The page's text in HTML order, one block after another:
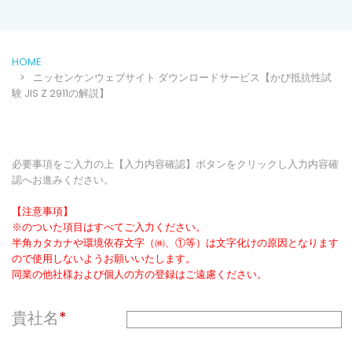
HOME
ニッセンケンウェブサイト ダウンロードサービス【かび抵抗性試
験 JIS Z 2911の解説】
必要事項をご入力の上【入力内容確認】ボタンをクリックし入力内容確
認へお進みください。
【注意事項】
※のついた項目はすべてご入力ください。
半角カタカナや環境依存文字（㈱、①等）は文字化けの原因となります
ので使用しないようお願いいたします。
同業の他社様および個人の方の登録はご遠慮ください。
貴社名